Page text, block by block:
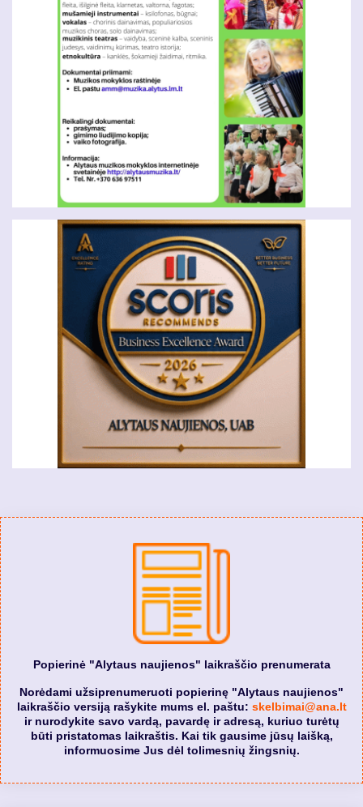
Popierinė "Alytaus naujienos" laikraščio prenumerata
Norėdami užsiprenumeruoti popierinę "Alytaus naujienos"
laikraščio versiją rašykite mums el. paštu: skelbimai@ana.lt
ir nurodykite savo vardą, pavardę ir adresą, kuriuo turėtų
būti pristatomas laikraštis. Kai tik gausime jūsų laišką,
informuosime Jus dėl tolimesnių žingsnių.